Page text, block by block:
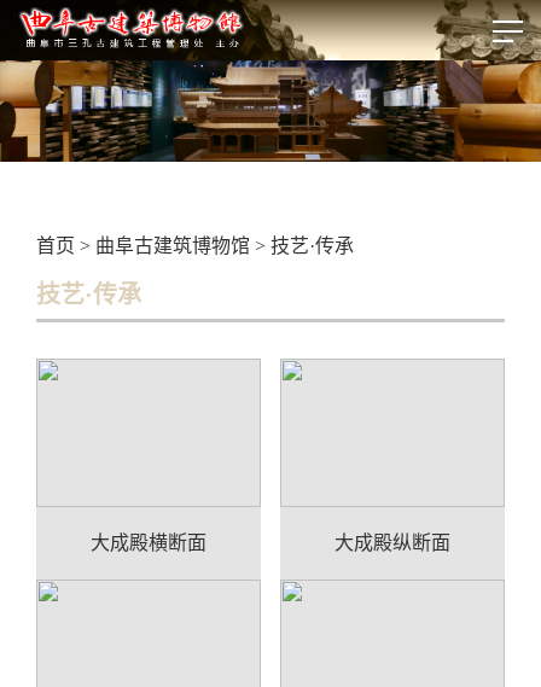
首页 > 曲阜古建筑博物馆 > 技艺·传承
技艺·传承
大成殿横断面 大成殿纵断面